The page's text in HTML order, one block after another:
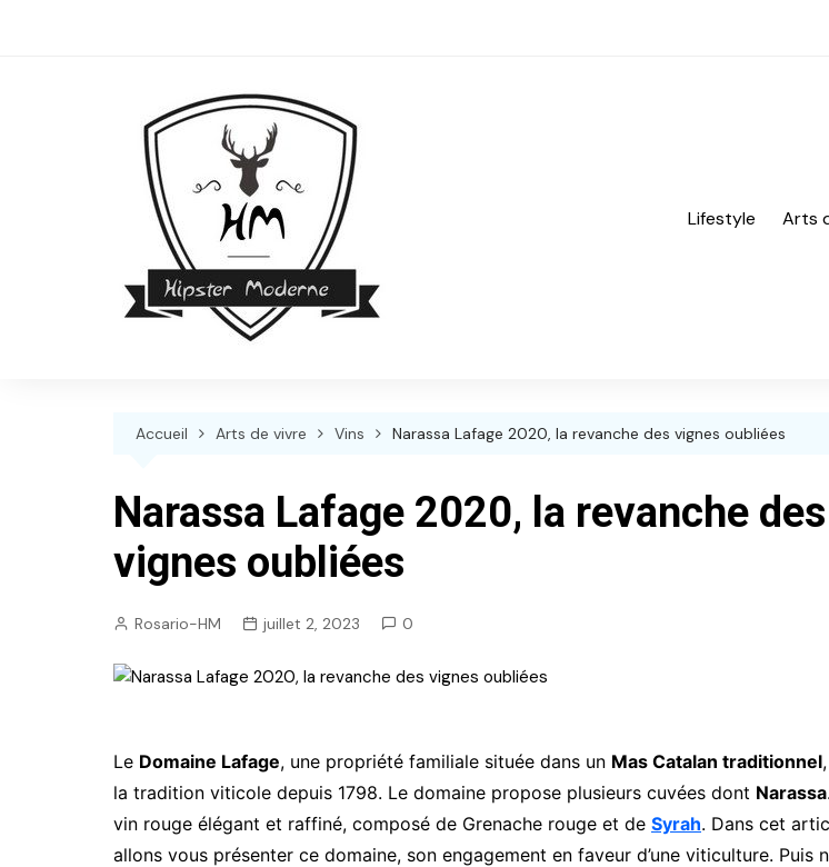
Lifestyle Arts
Accueil Arts de vivre Vins Narassa Lafage 2020, la revanche des vignes oubliées
Narassa Lafage 2020, la revanche des
vignes oubliées
Rosario-HM juillet 2, 2023 0
Le Domaine Lafage, une propriété familiale située dans un Mas Catalan traditionnel
la tradition viticole depuis 1798. Le domaine propose plusieurs cuvées dont Narassa
vin rouge élégant et raffiné, composé de Grenache rouge et de Syrah. Dans cet
allons vous présenter ce domaine, son engagement en faveur d’une viticulture. Puis